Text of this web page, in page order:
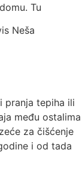
Tu
Neša
pranja tepiha ili
među ostalima
za čišćenje
i od tada